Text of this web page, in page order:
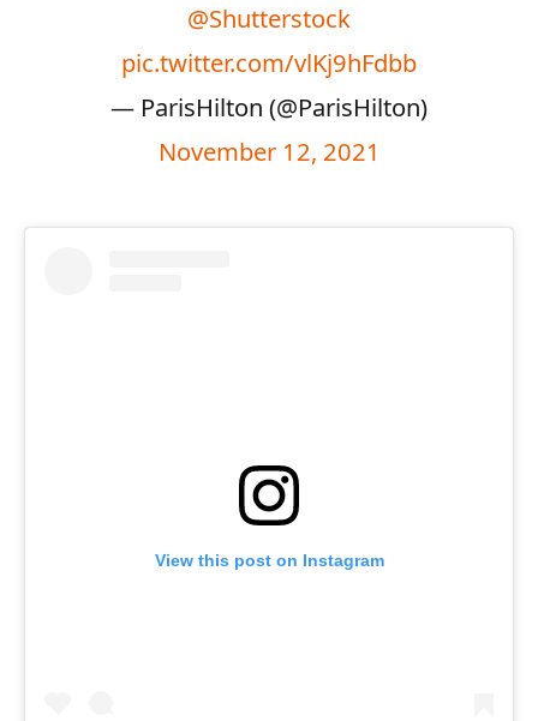
@Shutterstock
pic.twitter.com/vlKj9hFdbb
— ParisHilton (@ParisHilton)
November 12, 2021
View this post on Instagram